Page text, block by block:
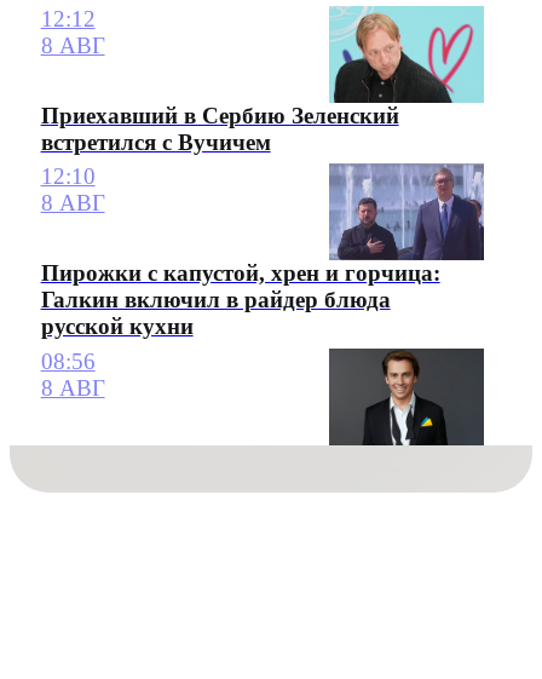
12:12
8 АВГ
Приехавший в Сербию Зеленский
встретился с Вучичем
12:10
8 АВГ
Пирожки с капустой, хрен и горчица:
Галкин включил в райдер блюда
русской кухни
08:56
8 АВГ